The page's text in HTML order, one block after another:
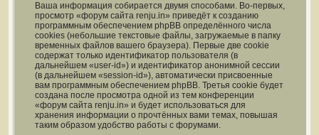
Ваша информация собирается двумя способами. Во-первых,
просмотр «форум сайта renju.in» приведёт к созданию
программным обеспечением phpBB определённого числа
cookies (небольшие текстовые файлы, загружаемые в папку
временных файлов вашего браузера). Первые две cookie
содержат только идентификатор пользователя (в
дальнейшем «user-id») и идентификатор анонимной сессии
(в дальнейшем «session-id»), автоматически присвоенные
вам программным обеспечением phpBB. Третья cookie будет
создана после просмотра одной из тем конференции
«форум сайта renju.in» и будет использоваться для
хранения информации о прочтённых вами темах, повышая
таким образом удобство работы с форумами.